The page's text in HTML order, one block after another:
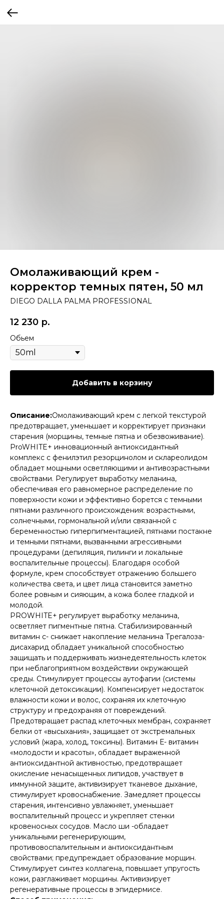
Омолаживающий крем -
корректор темных пятен, 50 мл
DIEGO DALLA PALMA PROFESSIONAL
12 230 р.
Обьем
Добавить в корзину
Описание:Омолаживающий крем с легкой текстурой
предотвращает, уменьшает и корректирует признаки
старения (морщины, темные пятна и обезвоживание).
ProWHITE+ инновационный антиоксидантный
комплекс с фенилэтил резорцинолом и склареолидом
обладает мощными осветляющими и антивозрастными
свойствами. Регулирует выработку меланина,
обеспечивая его равномерное распределение по
поверхности кожи и эффективно борется с темными
пятнами различного происхождения: возрастными,
солнечными, гормональной и/или связанной с
беременностью гиперпигментацией, пятнами постакне
и темными пятнами, вызванными агрессивными
процедурами (депиляция, пилинги и локальные
воспалительные процессы). Благодаря особой
формуле, крем способствует отражению большего
количества света, и цвет лица становится заметно
более ровным и сияющим, а кожа более гладкой и
молодой.
PROWHITE+ регулирует выработку меланина,
осветляет пигментные пятна. Стабилизированный
витамин с- снижает накопление меланина Трегалоза-
дисахарид обладает уникальной способностью
защищать и поддерживать жизнедеятельность клеток
при неблагоприятном воздействии окружающей
среды. Стимулирует процессы аутофагии (системы
клеточной детоксикации). Компенсирует недостаток
влажности кожи и волос, сохраняя их клеточную
структуру и предохраняя от повреждений.
Предотвращает распад клеточных мембран, сохраняет
белки от «высыхания», защищает от экстремальных
условий (жара, холод, токсины). Витамин Е- витамин
«молодости и красоты», обладает выраженной
антиоксидантной активностью, предотвращает
окисление ненасыщенных липидов, участвует в
иммунной защите, активизирует тканевое дыхание,
стимулирует кровоснабжение. Замедляет процессы
старения, интенсивно увлажняет, уменьшает
воспалительный процесс и укрепляет стенки
кровеносных сосудов. Масло ши -обладает
уникальными регенерирующим,
противовоспалительным и антиоксидантным
свойствами; предупреждает образование морщин.
Стимулирует синтез коллагена, повышает упругость
кожи, разглаживает морщины. Активизирует
регенеративные процессы в эпидермисе.